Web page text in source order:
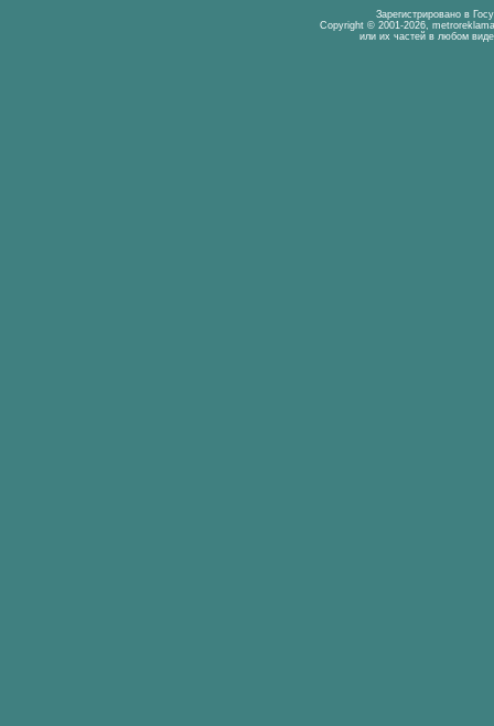
Зарегистрировано в
Copyright © 2001-2026,
или их частей в любом